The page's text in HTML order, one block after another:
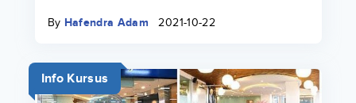
By Hafendra Adam 2021-10-22
Info Kursus